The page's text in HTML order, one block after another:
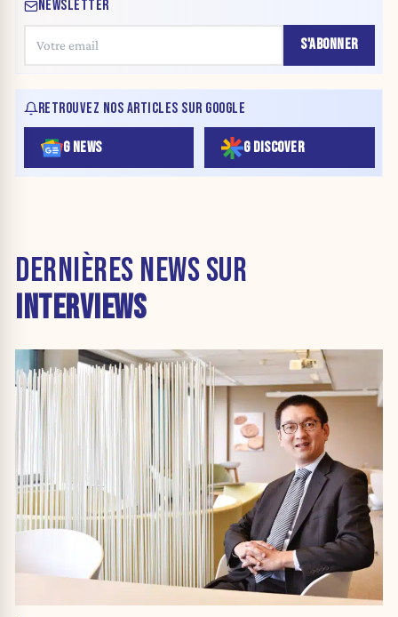
NEWSLETTER
S'ABONNER
RETROUVEZ NOS ARTICLES SUR GOOGLE
G NEWS G DISCOVER
DERNIÈRES NEWS SUR
INTERVIEWS